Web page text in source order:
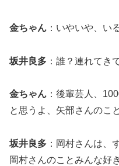
金ちゃん ：いやいや、い
坂井良多 ：誰？連れてき
金ちゃん ：後輩芸人、
と思うよ、矢部さんのこ
坂井良多 ：岡村さんは、
岡村さんのことみんな好